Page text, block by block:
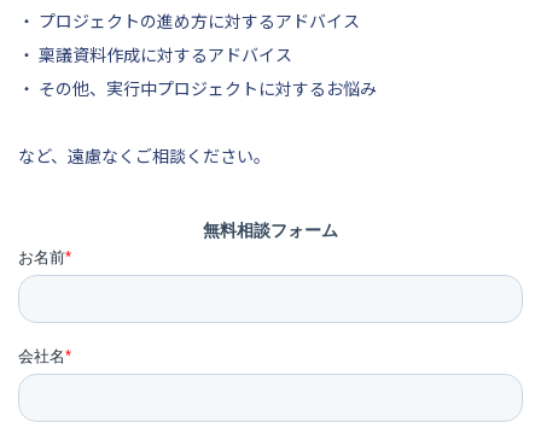
・ プロジェクトの進め方に対するアドバイス
・ 稟議資料作成に対するアドバイス
・ その他、実行中プロジェクトに対するお悩み
など、遠慮なくご相談ください。